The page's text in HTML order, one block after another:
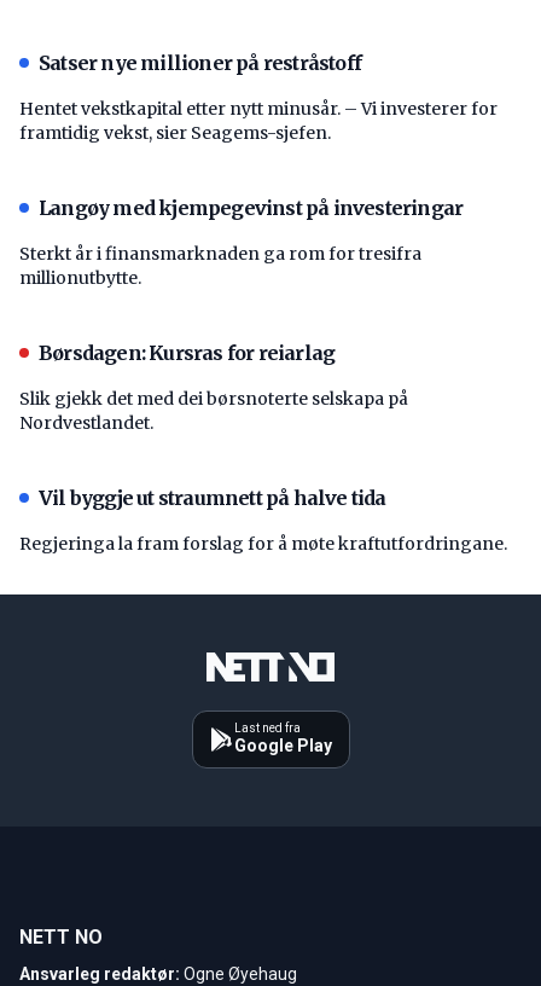
Satser nye millioner på restråstoff
Hentet vekstkapital etter nytt minusår. – Vi investerer for
framtidig vekst, sier Seagems-sjefen.
Langøy med kjempegevinst på investeringar
Sterkt år i finansmarknaden ga rom for tresifra
millionutbytte.
Børsdagen: Kursras for reiarlag
Slik gjekk det med dei børsnoterte selskapa på
Nordvestlandet.
Vil byggje ut straumnett på halve tida
Regjeringa la fram forslag for å møte kraftutfordringane.
Last ned fra
Google Play
NETT NO
Ansvarleg redaktør: Ogne Øyehaug